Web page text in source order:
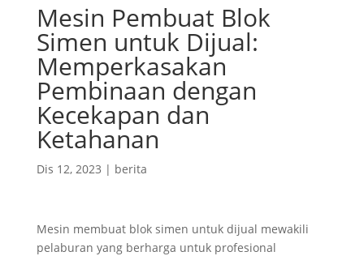
Mesin Pembuat Blok
Simen untuk Dijual:
Memperkasakan
Pembinaan dengan
Kecekapan dan
Ketahanan
Dis 12, 2023 | berita
Mesin membuat blok simen untuk dijual mewakili
pelaburan yang berharga untuk profesional